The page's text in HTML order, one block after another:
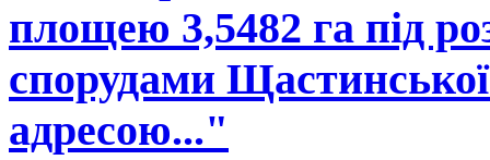
площею 3,5482 га під
спорудами Щастинської
адресою..."